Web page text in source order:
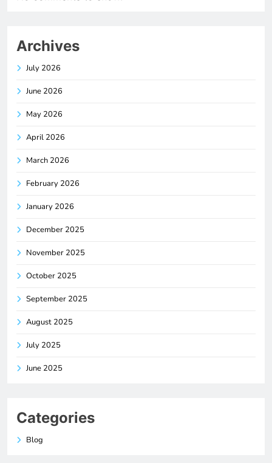
Archives
July 2026
June 2026
May 2026
April 2026
March 2026
February 2026
January 2026
December 2025
November 2025
October 2025
September 2025
August 2025
July 2025
June 2025
Categories
Blog